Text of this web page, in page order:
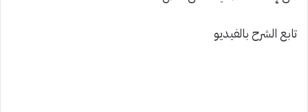
تابع الشرح بالفيديو